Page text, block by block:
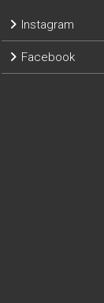
Instagram
Facebook